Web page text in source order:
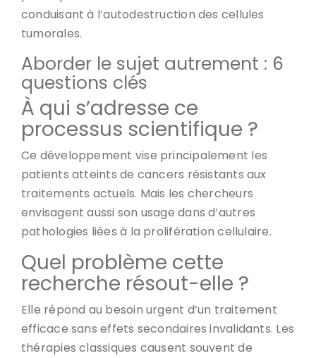
conduisant à l’autodestruction des cellules
tumorales.
Aborder le sujet autrement : 6
questions clés
À qui s’adresse ce
processus scientifique ?
Ce développement vise principalement les
patients atteints de cancers résistants aux
traitements actuels. Mais les chercheurs
envisagent aussi son usage dans d’autres
pathologies liées à la prolifération cellulaire.
Quel problème cette
recherche résout-elle ?
Elle répond au besoin urgent d’un traitement
efficace sans effets secondaires invalidants. Les
thérapies classiques causent souvent de